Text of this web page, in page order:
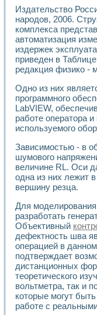
Учебный
Из опыта
Система
Партнеры
Учебные
Бизнес
Контакты
Издательство
народов, 2006.
комплекса
автоматизация
издержек
приведен в
редакция физико -
Одно из них
программного
LabVIEW,
работе оператора
используемого
Зависимостью - в
шумового
величине RL. Оси
одна из них лежит
вершину резца.
Для
разработать
Объективный
дефектность шва
операцией в
подтверждает
дистанционных
теоретического
вольтметра, так и
которые могут
работе с